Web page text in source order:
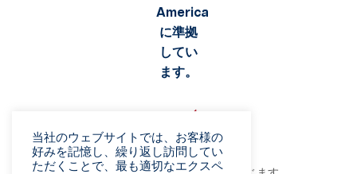
当社のウェブサイトでは、お客様の
好みを記憶し、繰り返し訪問してい
ただくことで、最も適切なエクスペ